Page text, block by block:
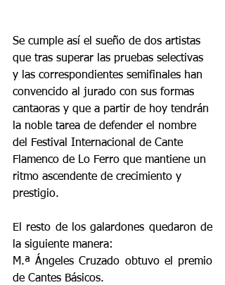
Se cumple así el sueño de dos artistas
que tras superar las pruebas selectivas
y las correspondientes semifinales han
convencido al jurado con sus formas
cantaoras y que a partir de hoy tendrán
la noble tarea de defender el nombre
del Festival Internacional de Cante
Flamenco de Lo Ferro que mantiene un
ritmo ascendente de crecimiento y
prestigio.
El resto de los galardones quedaron de
la siguiente manera:
M.ª Ángeles Cruzado obtuvo el premio
de Cantes Básicos.